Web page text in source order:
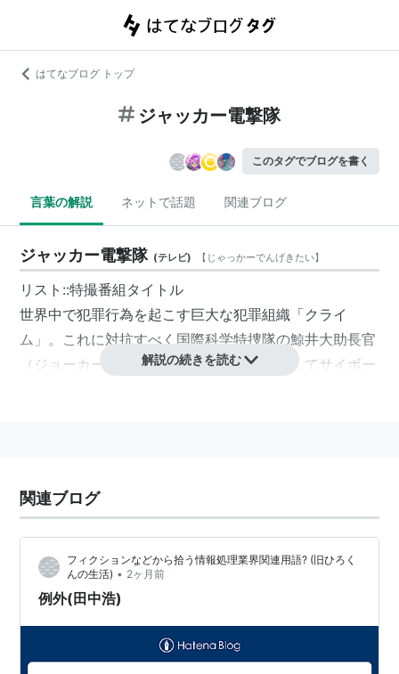
はてなブログ トップ
ジャッカー電撃隊
このタグでブログを書く
言葉の解説 ネットで話題 関連ブログ
ジャッカー電撃隊 (テレビ) 【 じゃっかーでんげきたい】
リスト::特撮番組タイトル
世界中で犯罪行為を起こす巨大な犯罪組織「クライ
ム」。これに対抗すべく国際科学特捜隊の鯨井大助長官
（ジョーカー）は、４人の若者をスカウトしてサイボー
が持つ、核・電気・磁力・重力のエネルギーを炸裂させ
るジャッカーコバックで機械怪物を粉砕する。
番組中盤からはクライム真の支配者・シャインが出現、
世界征服に乗り出すのと前後して、鯨井に代わる新指揮
官である電撃隊行動隊長・番場壮吉が登場した。彼は4
ャッカーとの合同技・ビッグボンバーで侵略ロボットを
粉砕するのだ。
解説の続きを読む
関連ブログ
フィクションなどから拾う情報処理業界関連用語? (旧ひろく
んの生活) • 2ヶ月前
例外(田中浩)